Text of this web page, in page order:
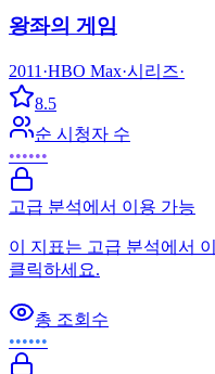
왕좌의 게임
2011 ·HBO Max·시리즈·
8.5
순 시청자 수
••••••
고급 분석에서 이용 가능
이 지표는 고급 분석에서
클릭하세요.
총 조회수
••••••